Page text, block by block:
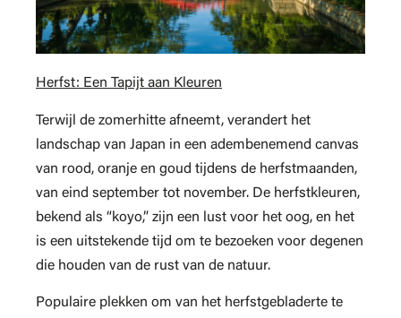
Herfst: Een Tapijt aan Kleuren
Terwijl de zomerhitte afneemt, verandert het
landschap van Japan in een adembenemend canvas
van rood, oranje en goud tijdens de herfstmaanden,
van eind september tot november. De herfstkleuren,
bekend als “koyo,” zijn een lust voor het oog, en het
is een uitstekende tijd om te bezoeken voor degenen
die houden van de rust van de natuur.
Populaire plekken om van het herfstgebladerte te